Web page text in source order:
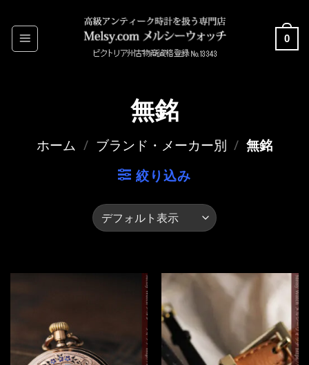
to
content
0
無銘
ホーム / ブランド・メーカー別 / 無銘
絞り込み